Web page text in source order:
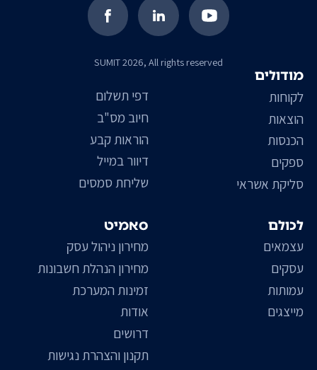
SUMIT 2026, All rights reserved
סאמיט
מחירון ניהול עסק
מחירון הנהלת חשבונות
זמינות המערכת
אודות
דרושים
תקנון והצהרת נגישות
דפי תשלום
חיוב מס"ב
הוראות קבע
דיוור במייל
שליחת סמסים
מודולים
לקוחות
הוצאות
הכנסות
ספקים
סליקת אשראי
לכולם
עצמאים
עסקים
עמותות
מייצגים